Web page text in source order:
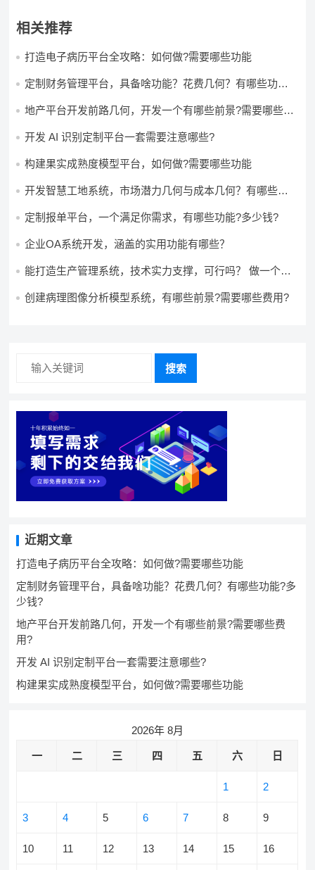
相关推荐
打造电子病历平台全攻略：如何做?需要哪些功能
定制财务管理平台，具备啥功能？花费几何？有哪些功能?
地产平台开发前路几何，开发一个有哪些前景?需要哪些费
开发 AI 识别定制平台一套需要注意哪些?
构建果实成熟度模型平台，如何做?需要哪些功能
开发智慧工地系统，市场潜力几何与成本几何？有哪些前
定制报单平台，一个满足你需求，有哪些功能?多少钱?
企业OA系统开发，涵盖的实用功能有哪些？
能打造生产管理系统，技术实力支撑，可行吗？ 做一个高
统，资源充足的情况下可以做吗？
创建病理图像分析模型系统，有哪些前景?需要哪些费用?
搜索
近期文章
打造电子病历平台全攻略：如何做?需要哪些功能
定制财务管理平台，具备啥功能？花费几何？有哪些功能?多
少钱?
地产平台开发前路几何，开发一个有哪些前景?需要哪些费
用?
开发 AI 识别定制平台一套需要注意哪些?
构建果实成熟度模型平台，如何做?需要哪些功能
2026年 8月
一 二 三 四 五 六 日
1 2
3 4 5 6 7 8 9
10 11 12 13 14 15 16